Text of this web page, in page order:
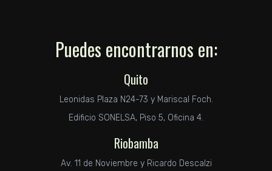
Puedes encontrarnos en:
Quito
Leonidas Plaza N24-73 y Mariscal Foch.
Edificio SONELSA, Piso 5, Oficina 4.
Riobamba
Av. 11 de Noviembre y Ricardo Descalzi